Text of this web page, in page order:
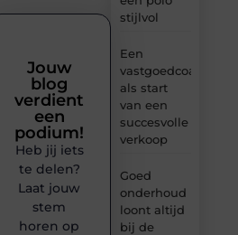
stijlvol
Een
vastgoedcoach
als start
van een
succesvolle
verkoop
Goed
onderhoud
loont altijd
bij de
Jouw
blog
verdient
een
podium!
Heb jij iets
te delen?
Laat jouw
stem
horen op